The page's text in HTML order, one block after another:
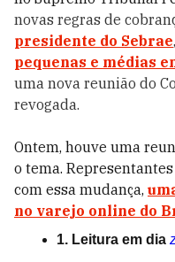
novas regras de
presidente do Sebrae
pequenas e médias
uma nova reunião do
revogada.
Ontem, houve uma
o tema.
com essa mudança,
no varejo online do
1. Leitura em dia